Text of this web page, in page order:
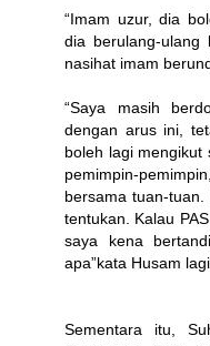
“Imam uzur, dia
dia berulang-ulang
nasihat imam
“Saya masih
dengan arus ini,
boleh lagi mengikut
pemimpin-
bersama tuan-
tentukan. Kalau
saya kena
apa”kata Husam lagi
Sementara itu,